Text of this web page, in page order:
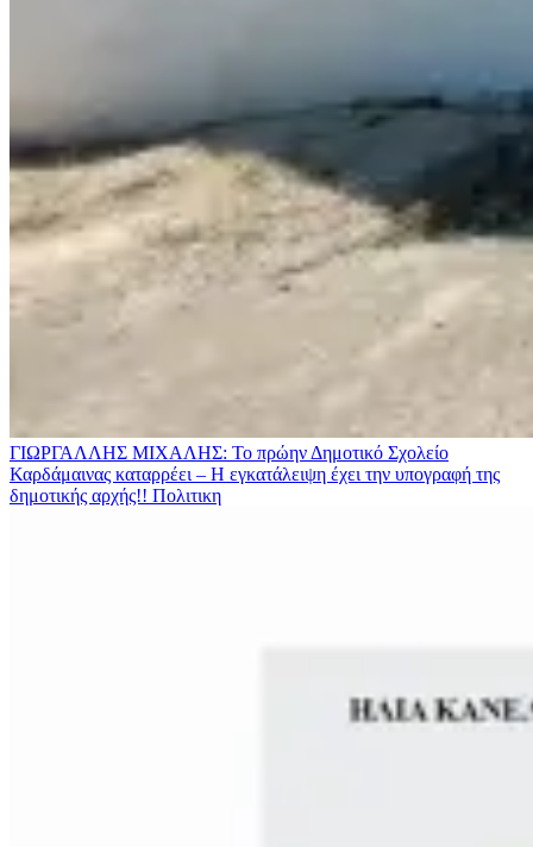
ΓΙΩΡΓΑΛΛΗΣ ΜΙΧΑΛΗΣ: Το πρώην Δημοτικό Σχολείο
Καρδάμαινας καταρρέει – Η εγκατάλειψη έχει την υπογραφή της
δημοτικής αρχής!! Πολιτικη